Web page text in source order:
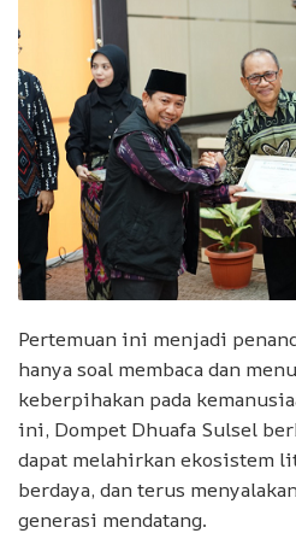
Pertemuan ini menjadi
hanya soal membaca dan
keberpihakan pada
ini, Dompet Dhuafa Sulsel
dapat melahirkan ekosistem
berdaya, dan terus
generasi mendatang.